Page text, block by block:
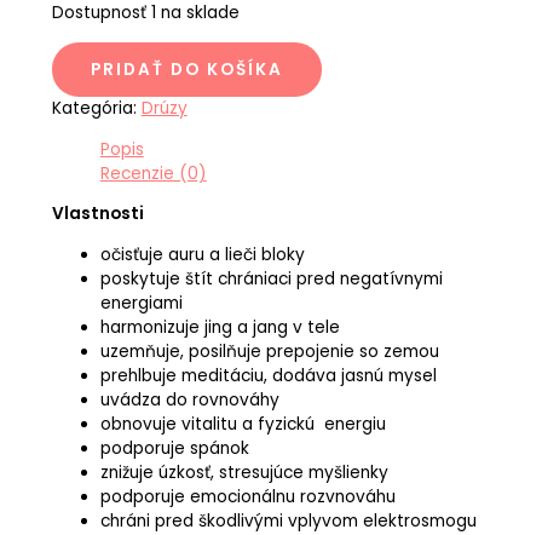
Dostupnosť 1 na sklade
PRIDAŤ DO KOŠÍKA
Kategória: Drúzy
Popis
Recenzie (0)
Vlastnosti
očisťuje auru a lieči bloky
poskytuje štít chrániaci pred negatívnymi
energiami
harmonizuje jing a jang v tele
uzemňuje, posilňuje prepojenie so zemou
prehlbuje meditáciu, dodáva jasnú mysel
uvádza do rovnováhy
obnovuje vitalitu a fyzickú energiu
podporuje spánok
znižuje úzkosť, stresujúce myšlienky
podporuje emocionálnu rozvnováhu
chráni pred škodlivými vplyvom elektrosmogu